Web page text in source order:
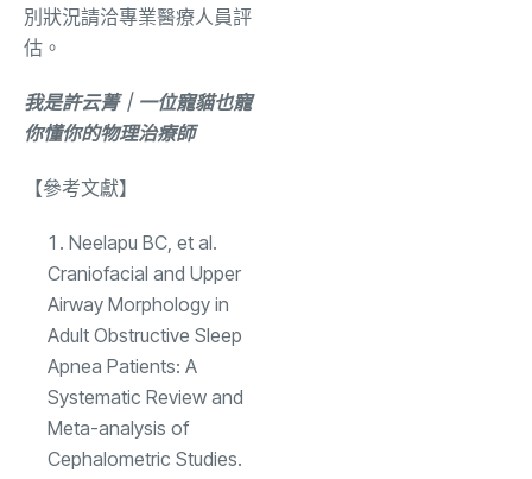
別狀況請洽專業醫療人員評
估。
我是許云菁｜一位寵貓也寵
你懂你的物理治療師
【參考文獻】
Neelapu BC, et al.
Craniofacial and Upper
Airway Morphology in
Adult Obstructive Sleep
Apnea Patients: A
Systematic Review and
Meta-analysis of
Cephalometric Studies.